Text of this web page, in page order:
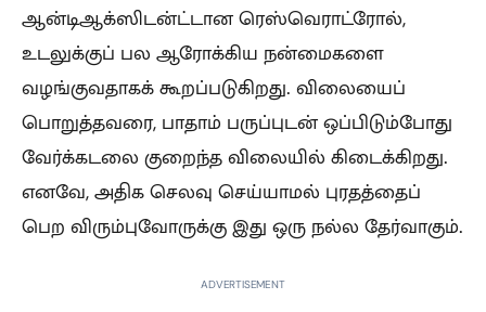
ஆன்டிஆக்ஸிடன்ட்டான ரெஸ்வெராட்ரோல்,
உடலுக்குப் பல ஆரோக்கிய நன்மைகளை
வழங்குவதாகக் கூறப்படுகிறது. விலையைப்
பொறுத்தவரை, பாதாம் பருப்புடன் ஒப்பிடும்போது
வேர்க்கடலை குறைந்த விலையில் கிடைக்கிறது.
எனவே, அதிக செலவு செய்யாமல் புரதத்தைப்
பெற விரும்புவோருக்கு இது ஒரு நல்ல தேர்வாகும்.
ADVERTISEMENT